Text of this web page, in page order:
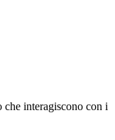
che interagiscono con i